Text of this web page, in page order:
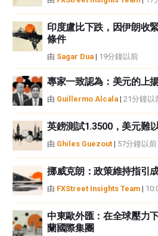
印度盧比下跌，因伊朗收
條件
由 Sagar Dua | 19分鐘以前
專家一致認為：美元的上
由 Guillermo Alcala | 21分鐘以
英鎊測試1.3500，美元難
由 Ghiles Guezout | 57分鐘以前
挪威克朗：政策維持指引
由 FXStreet Insights Team |
中東歐外匯：在全球壓力
蘭國際集團